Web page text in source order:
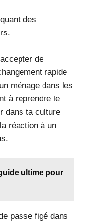
des
de
rapide
ménage dans les
à reprendre le
dans ta culture
réaction à un
ultime pour
passe figé dans